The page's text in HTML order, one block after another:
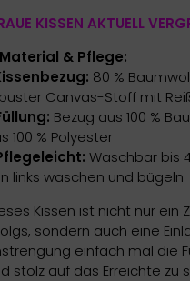
KISSEN AKTUELL
Material & Pflege:
80 %
Canvas-Stoff mit
Bezug aus 100 %
100 % Polyester
Waschbar bis
links waschen und bügeln
Kissen ist nicht nur ein
sondern auch eine
einfach mal die
stolz auf das Erreichte zu